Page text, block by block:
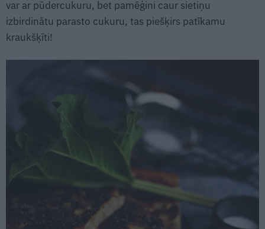
var ar pūdercukuru, bet pamēģini caur sietiņu
izbirdinātu parasto cukuru, tas piešķirs patīkamu
kraukšķīti!